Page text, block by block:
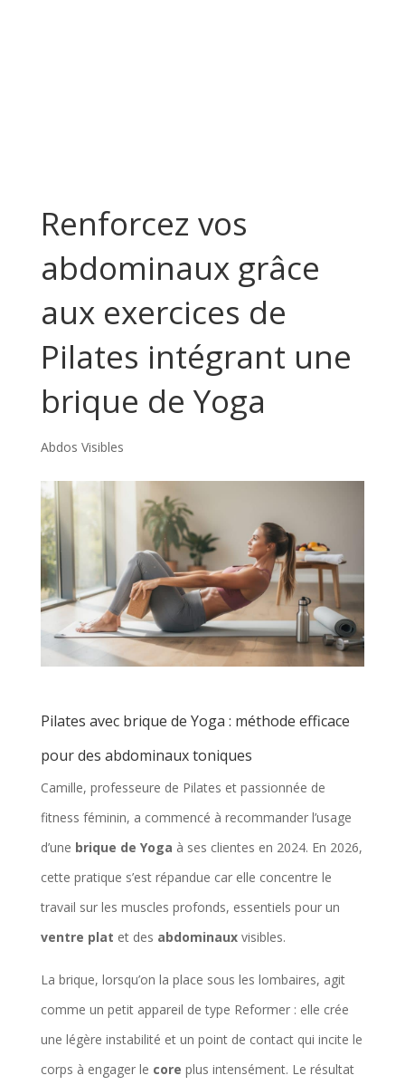
Renforcez vos
abdominaux grâce
aux exercices de
Pilates intégrant une
brique de Yoga
Abdos Visibles
Pilates avec brique de Yoga : méthode efficace
pour des abdominaux toniques
Camille, professeure de Pilates et passionnée de
fitness féminin, a commencé à recommander l’usage
d’une brique de Yoga à ses clientes en 2024. En 2026,
cette pratique s’est répandue car elle concentre le
travail sur les muscles profonds, essentiels pour un
ventre plat et des abdominauxvisibles.
La brique, lorsqu’on la place sous les lombaires, agit
comme un petit appareil de type Reformer : elle crée
une légère instabilité et un point de contact qui incite le
corps à engager le core plus intensément. Le résultat